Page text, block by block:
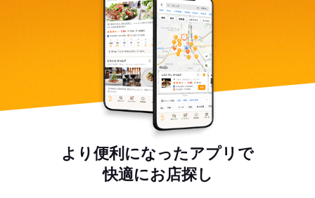
より便利になったアプリで
快適にお店探し